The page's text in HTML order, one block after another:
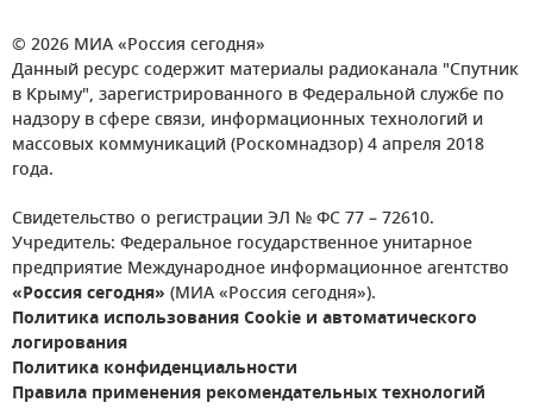
© 2026 МИА «Россия сегодня»
Данный ресурс содержит материалы радиоканала "Спутник
в Крыму", зарегистрированного в Федеральной службе по
надзору в сфере связи, информационных технологий и
массовых коммуникаций (Роскомнадзор) 4 апреля 2018
года.
Свидетельство о регистрации ЭЛ № ФС 77 – 72610.
Учредитель: Федеральное государственное унитарное
предприятие Международное информационное агентство
«Россия сегодня» (МИА «Россия сегодня»).
Политика использования Cookie и автоматического
логирования
Политика конфиденциальности
Правила применения рекомендательных технологий